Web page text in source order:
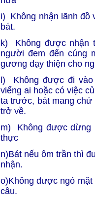
i) Không nhận lãnh đồ
bát.
k) Không được nhận
người đem đến cúng
gương dạy thiện cho
l) Không được đi
viếng ai hoặc có việc
ta trước, bát mang chứ
trở về.
m) Không được dừng
thực
n)Bát nếu ôm trần thì
nhận.
o)Không được ngó
câu.